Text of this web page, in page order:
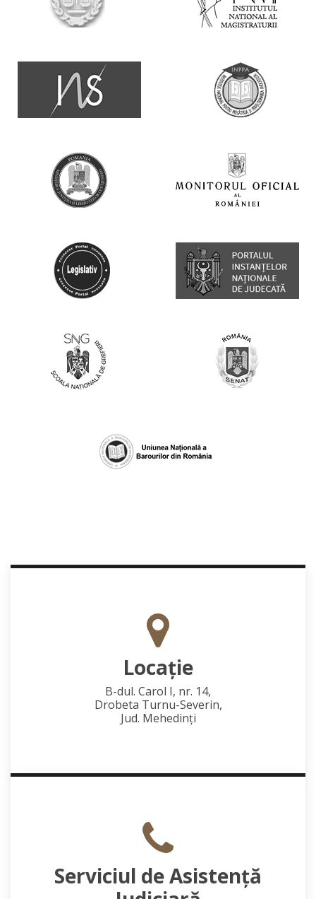
Locaţie
B-dul. Carol I, nr. 14,
Drobeta Turnu-Severin,
Jud. Mehedinţi
Serviciul de Asistență